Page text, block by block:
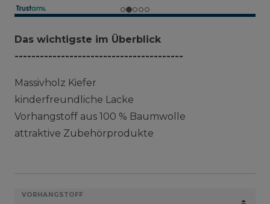
Das wichtigste im Überblick
----------------------------------------
Massivholz Kiefer
kinderfreundliche Lacke
Vorhangstoff aus 100 % Baumwolle
attraktive Zubehörprodukte
VORHANGSTOFF